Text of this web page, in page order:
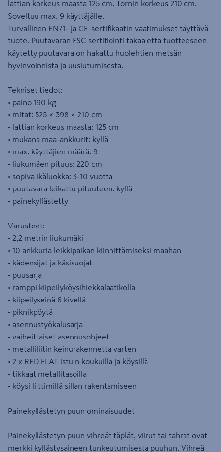
lattian korkeus maasta 125 cm. Tornin korkeus 210 cm.
Soveltuu max. 9 käyttäjälle.
Turvallinen EN71- ja CE-sertifikaatin vaatimukset täyttävä
tuote. Puutavaran FSC sertifiointi takaa että tuotteeseen
käytetty puutavara on hakattu huolehtien metsän
hyvinvoinnista ja uusiutumisesta.
Tekniset tiedot:
• paino 190 kg
• mitat: 525 × 398 × 210 cm
• lattian korkeus maasta: 125 cm
• mukana maa-ankkurit: kyllä
• max. käyttäjien määrä: 9
• liukumäen pituus: 220 cm
• sopiva ikäluokka: 3-10 vuotta
• puutavara leikattu pituuteen: kyllä
• painekyllästetty
Varusteet:
• 2,2 metrin liukumäki
• 10 ankkuria leikkipaikan kiinnittämiseksi maahan
• kädensijat ja käsisuojat
• puusarja
• ramppi kiipeilyköysihiekkalaatikolla
• kiipeilyseinä 6 kivellä
• piknikpöytä
• asennustyökalusarja
• vaiheittaiset asennusohjeet
• metalliliitin keinurakennetta varten
• 2 x RED FLAT istuin koukuilla ja köysillä
• tikkaat metallitasoilla
• köysi liittimillä sillan rakentamiseen
Painekyllästetyn puun ominaisuudet
Painekyllästetyn puun vihreät täplät, viirut tai tahrat ovat
merkki kyllästysaineen tunkeutumisesta puuhun. Vihreä